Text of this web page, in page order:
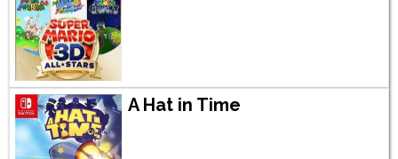
A Hat in Time